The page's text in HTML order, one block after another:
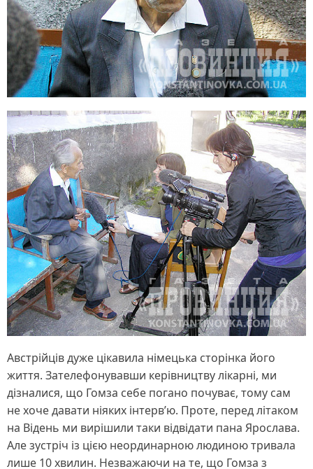
Австрійців дуже цікавила німецька сторінка його
життя. Зателефонувавши керівництву лікарні, ми
дізналися, що Гомза себе погано почуває, тому сам
не хоче давати ніяких інтерв’ю. Проте, перед літаком
на Відень ми вирішили таки відвідати пана Ярослава.
Але зустріч із цією неординарною людиною тривала
лише 10 хвилин. Незважаючи на те, що Гомза з